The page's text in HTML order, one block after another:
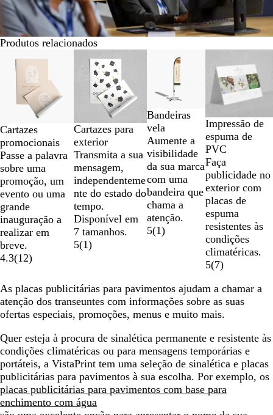
Produtos relacionados
Cartazes
promocionais
Passe a palavra
sobre uma
promoção, um
evento ou uma
grande
inauguração a
realizar em
breve.
4.3(12)
Cartazes para
exterior
Transmita a sua
mensagem,
independenteme
nte do estado do
tempo.
Disponível em
7 tamanhos.
5(1)
Bandeiras
vela
Aumente a
visibilidade
da sua marca
com uma
bandeira que
chama a
atenção.
5(1)
Impressão de
espuma de
PVC
Faça
publicidade no
exterior com
placas de
espuma
resistentes às
condições
climatéricas.
5(7)
As placas publicitárias para pavimentos ajudam a chamar a
atenção dos transeuntes com informações sobre as suas
ofertas especiais, promoções, menus e muito mais.
Quer esteja à procura de sinalética permanente e resistente às
condições climatéricas ou para mensagens temporárias e
portáteis, a VistaPrint tem uma seleção de sinalética e placas
publicitárias para pavimentos à sua escolha. Por exemplo, os
placas publicitárias para pavimentos com base para
enchimento com água